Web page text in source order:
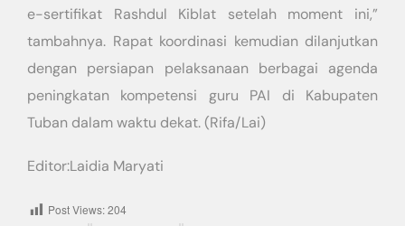
e-sertifikat Rashdul Kiblat setelah moment ini,”
tambahnya. Rapat koordinasi kemudian dilanjutkan
dengan persiapan pelaksanaan berbagai agenda
peningkatan kompetensi guru PAI di Kabupaten
Tuban dalam waktu dekat. (Rifa/Lai)
Editor:Laidia Maryati
Post Views:204